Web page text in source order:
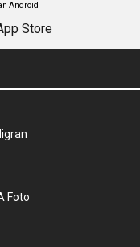
Android
Foto